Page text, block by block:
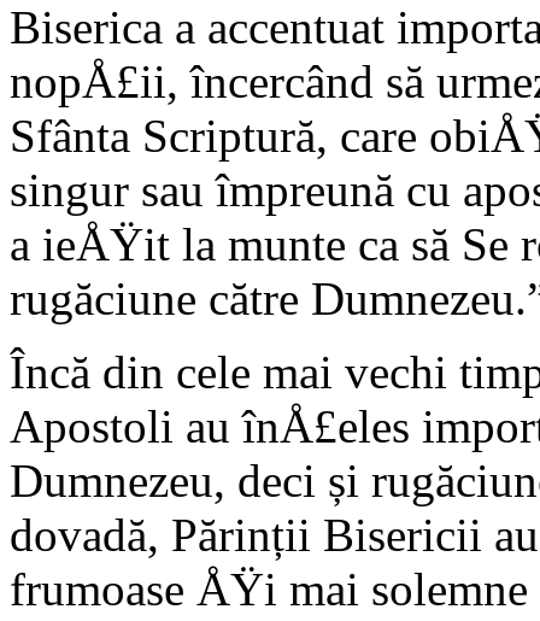
Biserica a accentuat
nopÅ£ii, încercând să
Sfânta Scriptură, care
singur sau împreună cu
a ieÅŸit la munte ca să Se
rugăciune către
Încă din cele mai vechi
Apostoli au înÅ£eles
Dumnezeu, deci și
dovadă, Părinții Bisericii
frumoase ÅŸi mai